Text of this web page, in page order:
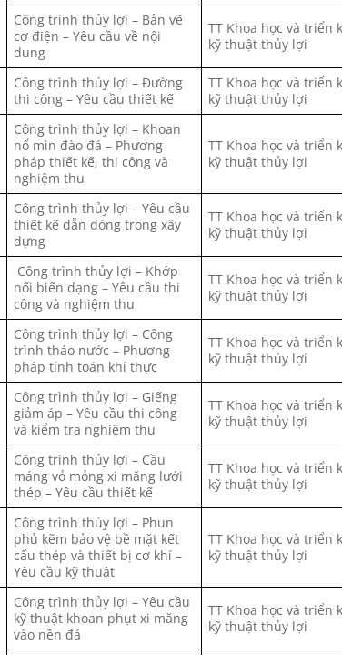
Công trình thủy lợi – Bản vẽ
cơ điện – Yêu cầu về nội
dung
TT Khoa học và triển
kỹ thuật thủy lợi
Công trình thủy lợi – Đường
thi công – Yêu cầu thiết kế
TT Khoa học và triển
kỹ thuật thủy lợi
Công trình thủy lợi – Khoan
nổ mìn đào đá – Phương
pháp thiết kế, thi công và
nghiệm thu
TT Khoa học và triển
kỹ thuật thủy lợi
Công trình thủy lợi – Yêu cầu
thiết kế dẫn dòng trong xây
dựng
TT Khoa học và triển
kỹ thuật thủy lợi
Công trình thủy lợi – Khớp
nối biến dạng – Yêu cầu thi
công và nghiệm thu
TT Khoa học và triển
kỹ thuật thủy lợi
Công trình thủy lợi – Công
trình tháo nước – Phương
pháp tính toán khí thực
TT Khoa học và triển
kỹ thuật thủy lợi
Công trình thủy lợi – Giếng
giảm áp – Yêu cầu thi công
và kiểm tra nghiệm thu
TT Khoa học và triển
kỹ thuật thủy lợi
Công trình thủy lợi – Cầu
máng vỏ mỏng xi măng lưới
thép – Yêu cầu thiết kế
TT Khoa học và triển
kỹ thuật thủy lợi
Công trình thủy lợi – Phun
phủ kẽm bảo vệ bề mặt kết
cấu thép và thiết bị cơ khí –
Yêu cầu kỹ thuật
TT Khoa học và triển
kỹ thuật thủy lợi
Công trình thủy lợi – Yêu cầu
kỹ thuật khoan phụt xi măng
vào nền đá
TT Khoa học và triển
kỹ thuật thủy lợi